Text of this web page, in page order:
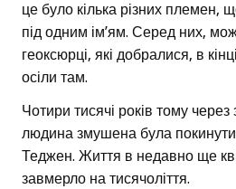
це було кілька різних племен,
під одним ім’ям. Серед них,
геоксюрці, які добралися, в
осіли там.
Чотири тисячі років тому
людина змушена була
Теджен. Життя в недавно ще
завмерло на тисячоліття.